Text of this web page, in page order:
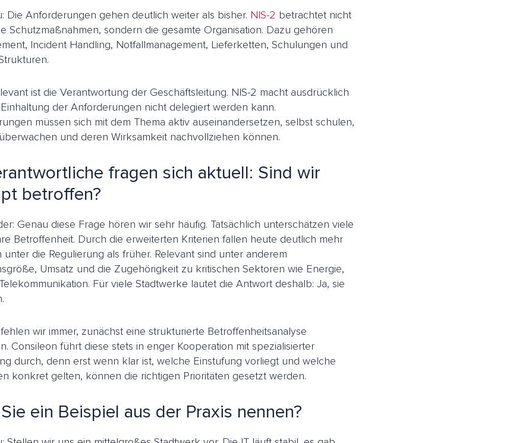
Die Anforderungen gehen deutlich weiter als bisher. NIS-2 betrachtet nicht
Schutzmaßnahmen, sondern die gesamte Organisation. Dazu gehören
Incident Handling, Notfallmanagement, Lieferketten, Schulungen und
ist die Verantwortung der Geschäftsleitung. NIS-2 macht ausdrücklich
der Anforderungen nicht delegiert werden kann.
müssen sich mit dem Thema aktiv auseinandersetzen, selbst schulen,
und deren Wirksamkeit nachvollziehen können.
fragen sich aktuell: Sind wir
betroffen?
Genau diese Frage hören wir sehr häufig. Tatsächlich unterschätzen viele
Betroffenheit. Durch die erweiterten Kriterien fallen heute deutlich mehr
unter die Regulierung als früher. Relevant sind unter anderem
Umsatz und die Zugehörigkeit zu kritischen Sektoren wie Energie,
Für viele Stadtwerke lautet die Antwort deshalb: Ja, sie
wir immer, zunächst eine strukturierte Betroffenheitsanalyse
Consileon führt diese stets in enger Kooperation mit spezialisierter
durch, denn erst wenn klar ist, welche Einstufung vorliegt und welche
konkret gelten, können die richtigen Prioritäten gesetzt werden.
ein Beispiel aus der Praxis nennen?